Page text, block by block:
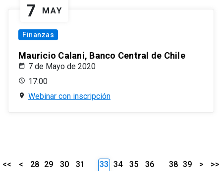
7 MAY
Finanzas
Mauricio Calani, Banco Central de Chile
7 de Mayo de 2020
17:00
Webinar con inscripción
<< < 28 29 30
31
33 34 35
36
38 39 > >>